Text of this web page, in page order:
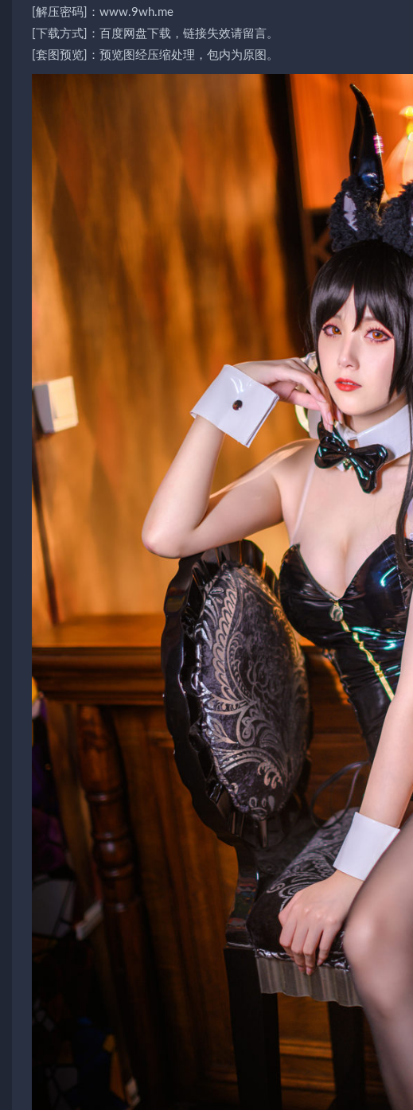
[解压密码]：www.9wh.me
[下载方式]：百度网盘下载，链接失效请留言。
[套图预览]：预览图经压缩处理，包内为原图。